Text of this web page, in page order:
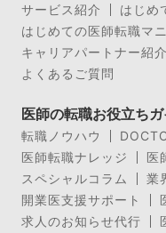
サービス紹介
はじめ
はじめての医師転職マ
キャリアパートナー紹介
よくあるご質問
医師の転職お役立ち
転職ノウハウ
医師転職ナレッジ
医
スペシャルコラム
業
開業医支援サポート
求人のお知らせ代行